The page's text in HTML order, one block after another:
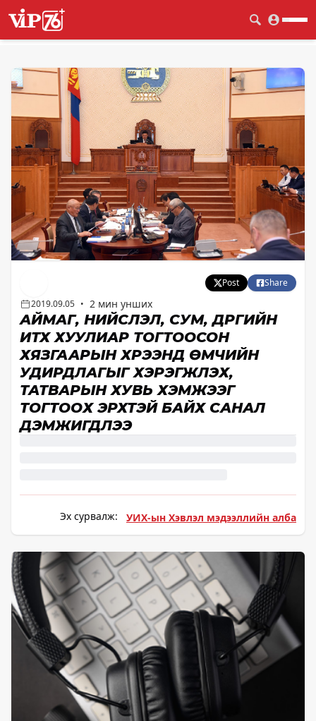
Post
Share
2019.09.05 • 2 мин унших
АЙМАГ, НИЙСЛЭЛ, СУМ, ДҮҮРГИЙН
ИТХ ХУУЛИАР ТОГТООСОН
ХЯЗГААРЫН ХҮРЭЭНД ӨМЧИЙН
УДИРДЛАГЫГ ХЭРЭГЖҮҮЛЭХ,
ТАТВАРЫН ХУВЬ ХЭМЖЭЭГ
ТОГТООХ ЭРХТЭЙ БАЙХ САНАЛ
ДЭМЖИГДЛЭЭ
Эх сурвалж: УИХ-ын Хэвлэл мэдээллийн алба